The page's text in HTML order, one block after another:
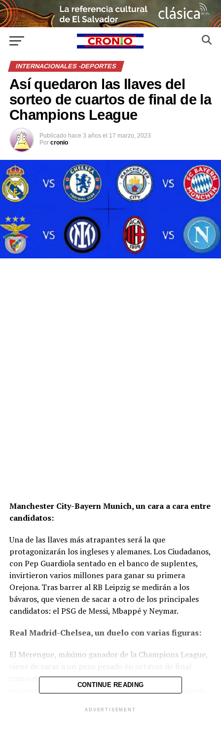
INTERNACIONALES -DEPORTES
Así quedaron las llaves del
sorteo de cuartos de final de la
Champions League
Publicado hace 3 años el 17 marzo, 2023
Por cronio
Manchester City-Bayern Munich, un cara a cara entre
candidatos:
Una de las llaves más atrapantes será la que
protagonizarán los ingleses y alemanes. Los Ciudadanos,
con Pep Guardiola sentado en el banco de suplentes,
invirtieron varios millones para ganar su primera
Orejona. Tras barrer al RB Leipzig se medirán a los
bávaros, que vienen de sacar a otro de los principales
candidatos: el PSG de Messi, Mbappé y Neymar.
Real Madrid-Chelsea, un duelo con varias figuras:
El Merengue, máximo ganador de la Champions League,
viene de sacar a un peso pesado en octavos de final
como el Liverpool. Los Blues, pese al cambio de
entrenador y no encontrar la regularidad en el ámbito
en la instancia previa.
CONTINUE READING
ADVERTISEMENT